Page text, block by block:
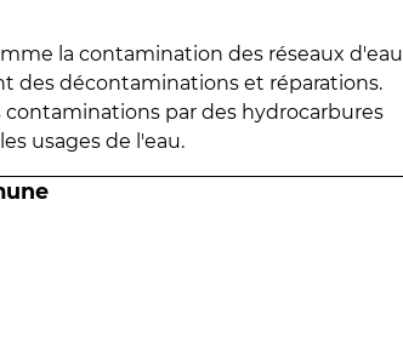
la contamination des réseaux d'eau
des décontaminations et réparations.
par des hydrocarbures
usages de l'eau.